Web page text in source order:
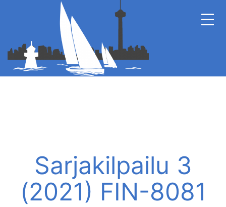
Sarjakilpailu 3
(2021) FIN-8081